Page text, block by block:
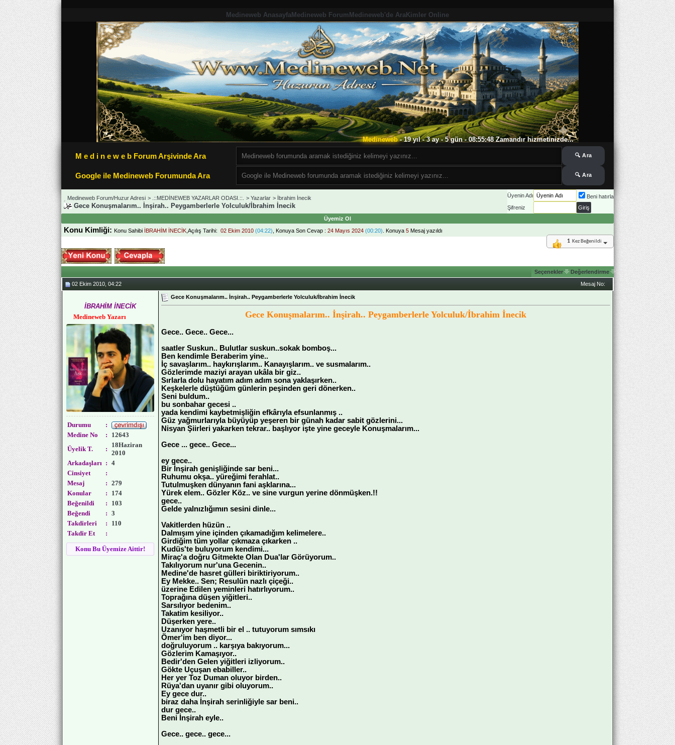
Medineweb Anasayfa Medineweb Forum Medineweb'de Ara Kimler Online
Medineweb- 19 yıl - 3 ay - 5 gün - 08:55:49 Zamandır hizmetinizde...
M e d i n e w e b Forum Arşivinde Ara
Google ile Medineweb Forumunda Ara
Medineweb Forum/Huzur Adresi > .::MEDİNEWEB YAZARLAR ODASI.::. > Yazarlar > İbrahim İnecik
Gece Konuşmalarım.. İnşirah.. Peygamberlerle Yolculuk/İbrahim İnecik
Üyenin Adı
Beni hatırla
Şifreniz
Üyemiz Ol
Konu Kimliği: Konu Sahibi İBRAHİM İNECİK ,Açılış Tarihi: 02 Ekim 2010 (04:22) , Konuya Son Cevap : 24 Mayıs 2024 (00:20) . Konuya 5 Mesaj yazıldı
1 Kez Beğenildi
Seçenekler
Değerlendirme
02 Ekim 2010, 04:22
Mesaj No:
İBRAHİM İNECİK
Medineweb Yazarı
Durumu
:
Medine No
:
12643
Üyelik T.
:
18Haziran
2010
Arkadaşları : 4
Cinsiyet
:
Mesaj
: 279
Konular
:
174
Beğenildi
:
103
Beğendi
: 3
Takdirleri
:
110
Takdir Et
:
Konu Bu Üyemize Aittir!
Gece Konuşmalarım.. İnşirah.. Peygamberlerle Yolculuk/İbrahim İnecik
Gece Konuşmalarım.. İnşirah.. Peygamberlerle Yolculuk/İbrahim İnecik
Gece.. Gece.. Gece...
saatler Suskun.. Bulutlar suskun..sokak bomboş...
Ben kendimle Beraberim yine..
İç savaşlarım.. haykırışlarım.. Kanayışlarım.. ve susmalarım..
Gözlerimde maziyi arayan ukâla bir giz..
Sırlarla dolu hayatım adım adım sona yaklaşırken..
Keşkelerle düştüğüm günlerin peşinden geri dönerken..
Seni buldum..
bu sonbahar gecesi ..
yada kendimi kaybetmişliğin efkârıyla efsunlanmış ..
Güz yağmurlarıyla büyüyüp yeşeren bir günah kadar sabit gözlerini...
Nisyan Şiirleri yakarken tekrar.. başlıyor işte yine geceyle Konuşmalarım...
Gece ... gece.. Gece...
ey gece..
Bir İnşirah genişliğinde sar beni...
Ruhumu okşa.. yüreğimi ferahlat..
Tutulmuşken dünyanın fani aşklarına...
Yürek elem.. Gözler Köz.. ve sine vurgun yerine dönmüşken.!!
gece..
Gelde yalnızlığımın sesini dinle...
Vakitlerden hüzün ..
Dalmışım yine içinden çıkamadığım kelimelere..
Girdiğim tüm yollar çıkmaza çıkarken ..
Kudüs'te buluyorum kendimi...
Miraç'a doğru Gitmekte Olan Dua'lar Görüyorum..
Takılıyorum nur'una Gecenin..
Medine'de hasret gülleri biriktiriyorum..
Ey Mekke.. Sen; Resulün nazlı çiçeği..
üzerine Edilen yeminleri hatırlıyorum..
Toprağına düşen yiğitleri..
Sarsılıyor bedenim..
Takatim kesiliyor..
Düşerken yere..
Uzanıyor haşmetli bir el .. tutuyorum sımsıkı
Ömer'im ben diyor...
doğruluyorum .. karşıya bakıyorum...
Gözlerim Kamaşıyor..
Bedir'den Gelen yiğitleri izliyorum..
Gökte Uçuşan ebabiller..
Her yer Toz Duman oluyor birden..
Rüya'dan uyanır gibi oluyorum..
Ey gece dur..
biraz daha İnşirah serinliğiyle sar beni..
dur gece..
Beni İnşirah eyle..
Gece.. gece.. gece...